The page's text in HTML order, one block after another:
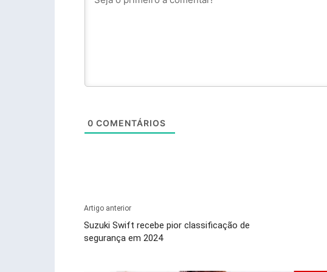
0 COMENTÁRIOS
Artigo anterior
Suzuki Swift recebe pior classificação de
segurança em 2024